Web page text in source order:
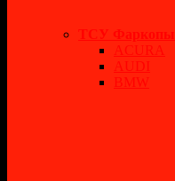
ТСУ Фаркопы
ACURA
AUDI
BMW